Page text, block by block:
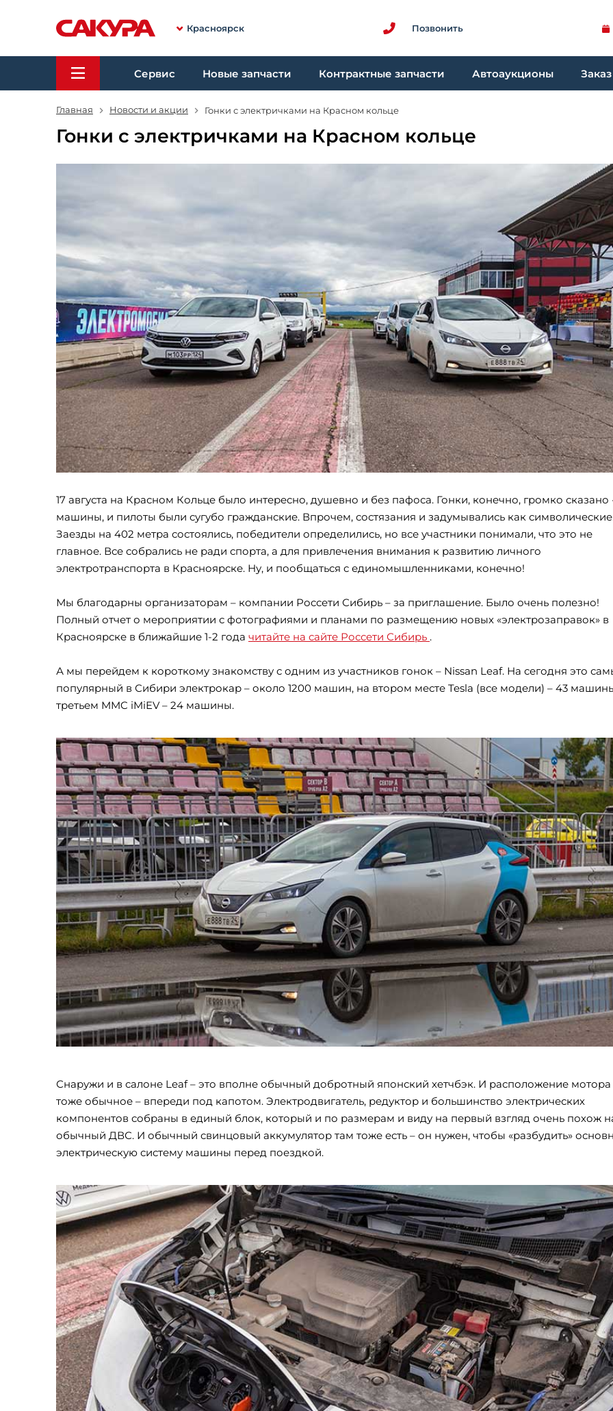
Красноярск Позвонить
Сервис Новые запчасти Контрактные запчасти Автоаукционы
Главная Новости и акции Гонки с электричками на Красном кольце
Гонки с электричками на Красном кольце
17 августа на Красном Кольце было интересно, душевно и без пафоса. Гонки, конечно, громко сказано
машины, и пилоты были сугубо гражданские. Впрочем, состязания и задумывались как
Заезды на 402 метра состоялись, победители определились, но все участники понимали, что это не
главное. Все собрались не ради спорта, а для привлечения внимания к развитию личного
электротранспорта в Красноярске. Ну, и пообщаться с единомышленниками, конечно!
Мы благодарны организаторам – компании Россети Сибирь – за приглашение. Было очень полезно!
Полный отчет о мероприятии с фотографиями и планами по размещению новых «электрозаправок» в
Красноярске в ближайшие 1-2 года читайте на сайте Россети Сибирь .
А мы перейдем к короткому знакомству с одним из участников гонок – Nissan Leaf. На сегодня это
популярный в Сибири электрокар – около 1200 машин, на втором месте Tesla (все модели) – 43
третьем MMC iMiEV – 24 машины.
Снаружи и в салоне Leaf – это вполне обычный добротный японский хeтчбэк. И расположение мотора
тоже обычное – впереди под капотом. Электродвигатель, редуктор и большинство электрических
компонентов собраны в единый блок, который и по размерам и виду на первый взгляд очень похож
обычный ДВС. И обычный свинцовый аккумулятор там тоже есть – он нужен, чтобы «разбудить»
электрическую систему машины перед поездкой.